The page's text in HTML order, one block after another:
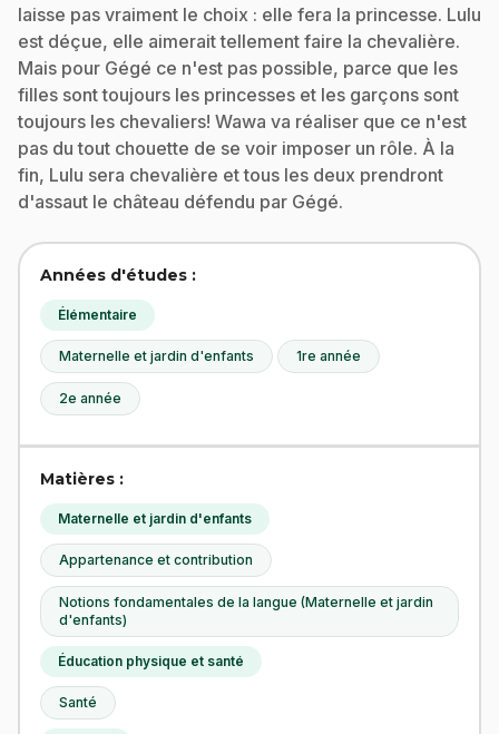
laisse pas vraiment le choix : elle fera la princesse. Lulu
est déçue, elle aimerait tellement faire la chevalière.
Mais pour Gégé ce n'est pas possible, parce que les
filles sont toujours les princesses et les garçons sont
toujours les chevaliers! Wawa va réaliser que ce n'est
pas du tout chouette de se voir imposer un rôle. À la
fin, Lulu sera chevalière et tous les deux prendront
d'assaut le château défendu par Gégé.
Années d'études :
Élémentaire
Maternelle et jardin d'enfants 1re année
2e année
Matières :
Maternelle et jardin d'enfants
Appartenance et contribution
Notions fondamentales de la langue (Maternelle et jardin
d'enfants)
Éducation physique et santé
Santé